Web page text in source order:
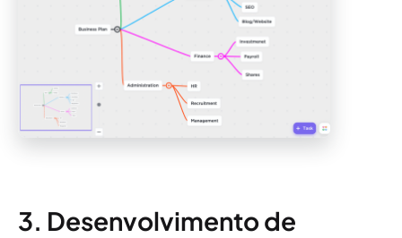
3. Desenvolvimento de